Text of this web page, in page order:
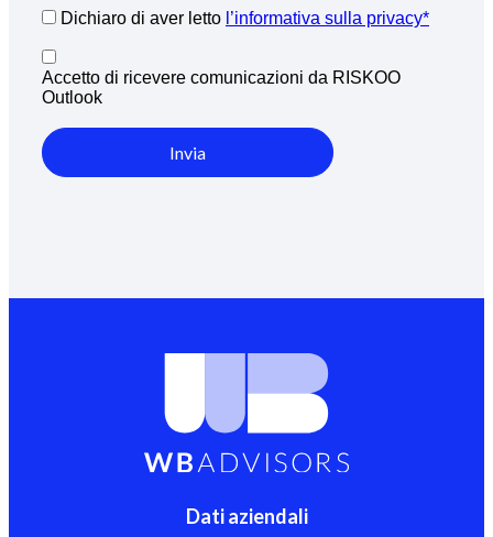
Dichiaro di aver letto l’informativa sulla privacy*
Accetto di ricevere comunicazioni da RISKOO
Outlook
Invia
Dati aziendali